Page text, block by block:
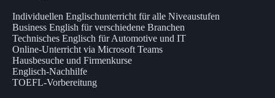
Individuellen Englischunterricht für alle Niveaustufen
Business English für verschiedene Branchen
Technisches Englisch für Automotive und IT
Online-Unterricht via Microsoft Teams
Hausbesuche und Firmenkurse
Englisch-Nachhilfe
TOEFL-Vorbereitung